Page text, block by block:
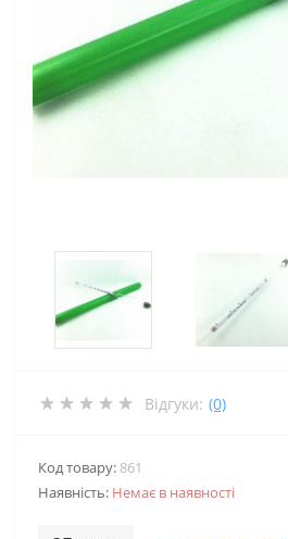
Відгуки: (0)
Код товару: 861
Наявність: Немає в наявності